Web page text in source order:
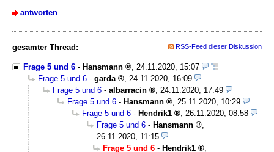
antworten
gesamter Thread: RSS-Feed dieser Diskussion
Frage 5 und 6 - Hansmann , 24.11.2020, 15:07
Frage 5 und 6 - garda , 24.11.2020, 16:09
Frage 5 und 6 - albarracin , 24.11.2020, 17:49
Frage 5 und 6 - Hansmann , 25.11.2020, 10:29
Frage 5 und 6 - Hendrik1 , 26.11.2020, 08:58
Frage 5 und 6 - Hansmann
,
26.11.2020, 11:15
Frage 5 und 6 - Hendrik1 ,